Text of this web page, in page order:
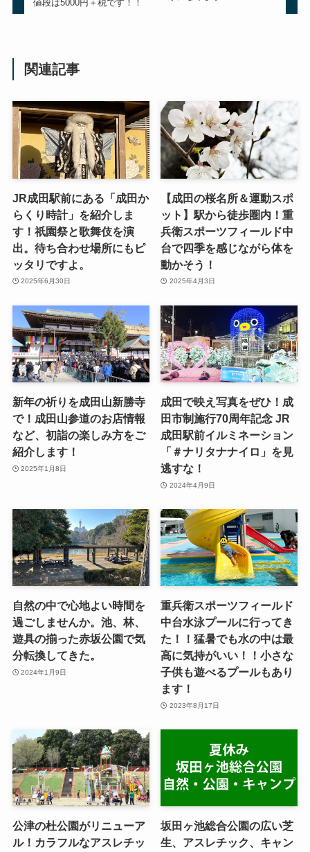
値段は5000円＋税です！！
関連記事
JR成田駅前にある「成田か
らくり時計」を紹介しま
す！祇園祭と歌舞伎を演
出。待ち合わせ場所にもピ
ッタリですよ。
2025年6月30日
【成田の桜名所＆運動スポ
ット】駅から徒歩圏内！重
兵衛スポーツフィールド中
台で四季を感じながら体を
動かそう！
2025年4月3日
新年の祈りを成田山新勝寺
で！成田山参道のお店情報
など、初詣の楽しみ方をご
紹介します！
2025年1月8日
成田で映え写真をぜひ！成
田市制施行70周年記念 JR
成田駅前イルミネーション
「＃ナリタナナイロ」を見
逃すな！
2024年4月9日
自然の中で心地よい時間を
過ごしませんか。池、林、
遊具の揃った赤坂公園で気
分転換してきた。
2024年1月9日
重兵衛スポーツフィールド
中台水泳プールに行ってき
た！！猛暑でも水の中は最
高に気持がいい！！小さな
子供も遊べるプールもあり
ます！
2023年8月17日
公津の杜公園がリニューア
ル！カラフルなアスレチッ
坂田ヶ池総合公園の広い芝
生、アスレチック、キャン